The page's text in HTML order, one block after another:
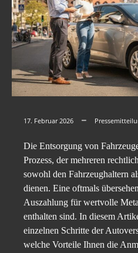
17. Februar 2026
Die Entsorgung von
Prozess, der mehreren
sowohl den Fahrzeughaltern
dienen. Eine oftmals
Auszahlung für wertvolle
enthalten sind. In diesem
einzelnen Schritte der
welche Vorteile Ihnen die